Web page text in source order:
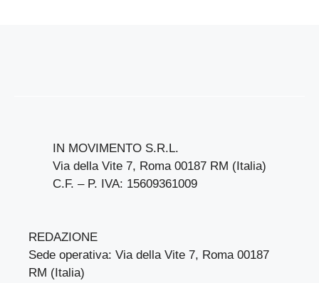
IN MOVIMENTO S.R.L.
Via della Vite 7, Roma 00187 RM (Italia)
C.F. – P. IVA: 15609361009
REDAZIONE
Sede operativa: Via della Vite 7, Roma 00187
RM (Italia)